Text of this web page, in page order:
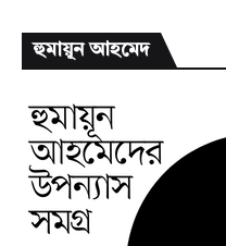
হুমায়ূন আহমেদ